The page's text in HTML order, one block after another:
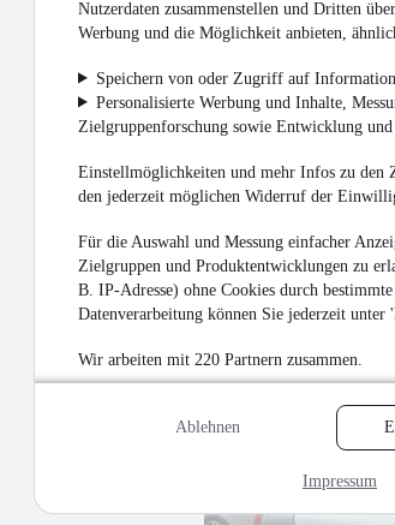
Nutzerdaten zusammenstellen und Dritten
Werbung und die Möglichkeit anbieten,
Speichern von oder Zugriff auf
Personalisierte Werbung und Inhalte,
Zielgruppenforschung sowie Entwicklung und
Einstellmöglichkeiten und mehr Infos zu den
den jederzeit möglichen Widerruf der
Für die Auswahl und Messung einfacher
Zielgruppen und Produktentwicklungen zu
B. IP-Adresse) ohne Cookies durch
Datenverarbeitung können Sie jederzeit unter
Wir arbeiten mit 220 Partnern zusammen.
Ablehnen
Impressum